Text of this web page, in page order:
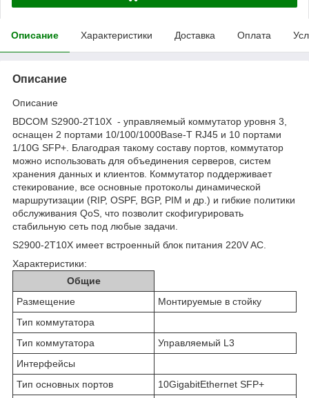
Описание Характеристики Доставка Оплата
Описание
Описание
BDCOM S2900-2T10X - управляемый коммутатор уровня 3,
оснащен 2 портами 10/100/1000Base-T RJ45 и 10 портами
1/10G SFP+. Благодрая такому составу портов, коммутатор
можно использовать для объединения серверов, систем
хранения данных и клиентов. Коммутатор поддерживает
стекирование, все основные протоколы динамической
маршрутизации (RIP, OSPF, BGP, PIM и др.) и гибкие политики
обслуживания QoS, что позволит скофигурировать
стабильную сеть под любые задачи.
S2900-2T10X имеет встроенный блок питания 220V AC.
Характеристики:
Общие
Размещение
Монтируемые в стойку
Тип коммутатора
Тип коммутатора
Управляемый L3
Интерфейсы
Тип основных портов
10GigabitEthernet SFP+